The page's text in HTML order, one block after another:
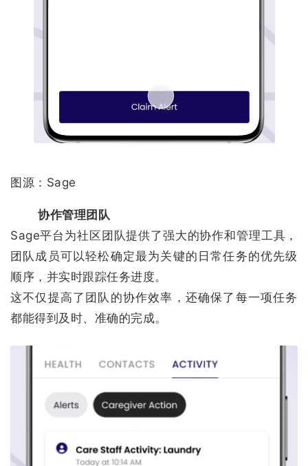
图源：Sage
协作管理团队
Sage平台为社区团队提供了强大的协作和管理工具，
团队成员可以轻松确定最为关键的日常任务的优先级
顺序，并实时跟踪任务进度。
这不仅提高了团队的协作效率，还确保了每一项任务
都能得到及时、准确的完成。